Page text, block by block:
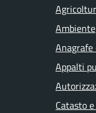
Ambiente
Appalti
Catasto